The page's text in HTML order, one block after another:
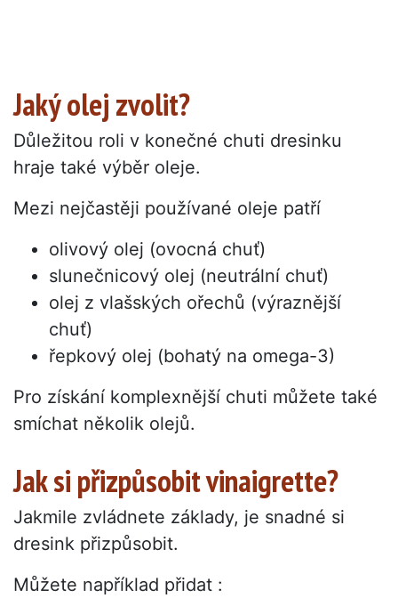
Jaký olej zvolit?
Důležitou roli v konečné chuti dresinku
hraje také výběr oleje.
Mezi nejčastěji používané oleje patří
olivový olej (ovocná chuť)
slunečnicový olej (neutrální chuť)
olej z vlašských ořechů (výraznější
chuť)
řepkový olej (bohatý na omega-3)
Pro získání komplexnější chuti můžete také
smíchat několik olejů.
Jak si přizpůsobit vinaigrette?
Jakmile zvládnete základy, je snadné si
dresink přizpůsobit.
Můžete například přidat :